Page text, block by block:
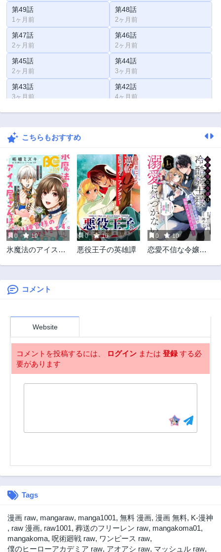
第49話
1ヶ月前
第48話
2ヶ月前
第47話
2ヶ月前
第46話
2ヶ月前
第45話
2ヶ月前
第44話
3ヶ月前
第43話
3ヶ月前
第42話
4ヶ月前
第41話 第40話
第39話
第37話
5ヶ月前
第36話
6ヶ月前
第35話
6ヶ月前
第34話
6ヶ月前
第33話
6ヶ月前
第32話
7ヶ月前
第31話
7ヶ月前
第30話
8ヶ月前
第29話 第28話
第27話
第25話
9ヶ月前
第23話
10ヶ月前
第22話
10ヶ月前
第21話
11ヶ月前 3ヶ月前
第11話
第9話
1年前
第8話
1年前
第7話 第6話
こちらもおすすめ
0 10
氷魔法のアイス屋
す。
0 10
悪役王子の英雄譚
0 10
恋愛不信な令嬢は
コメント
Website
コメントを投稿するには、 ログイン または 登録する必
要があります
Tags
漫画 raw, mangaraw, manga1001, 無料 漫画, 漫画 無料, K-漫神
, raw 漫画, raw1001, 葬送のフリーレン raw, mangakoma01,
mangakoma, 呪術廻戦 raw, ワンピース raw,
僕のヒーローアカデミア raw, アオアシ raw, マッシュル raw,